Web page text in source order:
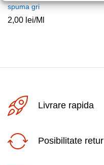
spuma gri
2,00 lei/Ml
Livrare rapida
Posibilitate retur